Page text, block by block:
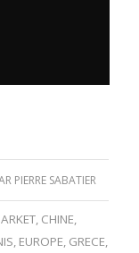
PIERRE SABATIER
, CHINE,
, EUROPE, GRECE,